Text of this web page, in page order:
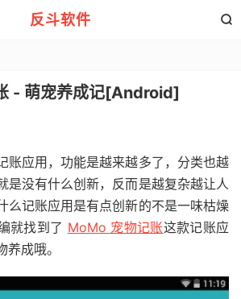
反斗软件 
- 萌宠养成记[Android]
账应用，功能是越来越多了，分类也越
是没有什么创新，反而是越复杂越让人
么记账应用是有点创新的不是一味枯燥
就找到了 MoMo 宠物记账这款记账应
成哦。